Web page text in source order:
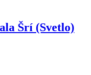
Šrí (Svetlo)